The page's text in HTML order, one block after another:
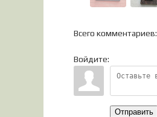
Всего комментариев:
Войдите:
Отправить